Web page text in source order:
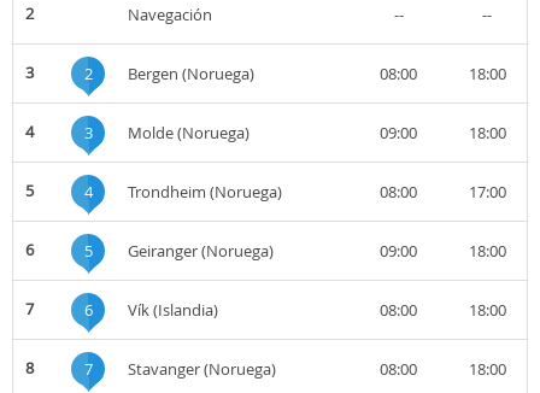
2 Navegación -- --
3 2 Bergen (Noruega) 08:00 18:00
4 3 Molde (Noruega) 09:00 18:00
5 4 Trondheim (Noruega) 08:00 17:00
6 5 Geiranger (Noruega) 09:00 18:00
7 6 Vík (Islandia) 08:00 18:00
8 7 Stavanger (Noruega) 08:00 18:00